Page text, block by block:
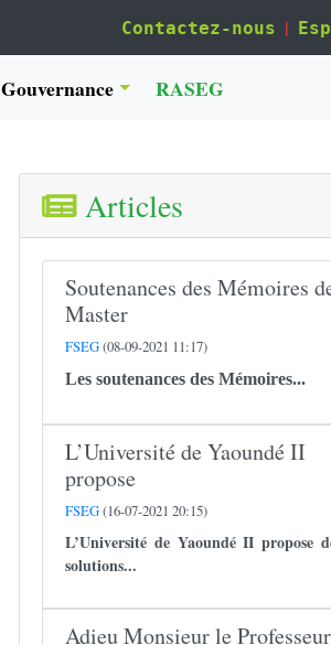
Contactez-nous |
Gouvernance RASEG
Articles
Soutenances des Mémoires
Master
FSEG(08-09-2021 11:17)
Les soutenances des Mémoires...
L’Université de Yaoundé II
propose
FSEG(16-07-2021 20:15)
L’Université de Yaoundé II propose
solutions...
Adieu Monsieur le Professeur